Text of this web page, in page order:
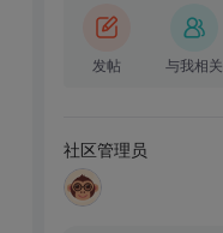
发帖 与我相关
社区管理员